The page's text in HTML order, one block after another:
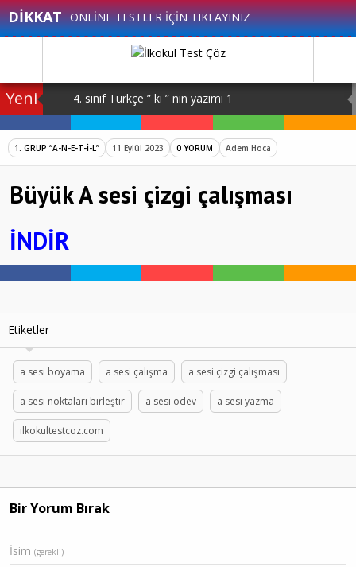
DİKKAT ONLİNE TESTLER İÇİN TIKLAYINIZ
Yeni 4. sınıf Türkçe ” ki ” nin yazımı 1
4.sınıf Türkçe ” de – da ” nın kullanımı 1
4.sınıf matematik bölme problemleri 2
4.sınıf matematik bölme işlemi problemler 1
1. GRUP “A-N-E-T-İ-L” 11 Eylül 2023 0 YORUM Adem Hoca
Büyük A sesi çizgi çalışması
İNDİR
Etiketler
a sesi boyama a sesi çalışma a sesi çizgi çalışması
a sesi noktaları birleştir a sesi ödev a sesi yazma
ilkokultestcoz.com
Bir Yorum Bırak
İsim (gerekli)